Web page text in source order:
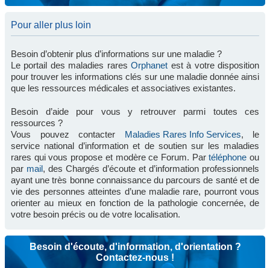
Pour aller plus loin
Besoin d’obtenir plus d’informations sur une maladie ?
Le portail des maladies raresOrphanet est à votre disposition
pour trouver les informations clés sur une maladie donnée ainsi
que les ressources médicales et associatives existantes.
Besoin d’aide pour vous y retrouver parmi toutes ces
ressources ?
Vous pouvez contacter Maladies Rares Info Services, le
service national d’information et de soutien sur les maladies
rares qui vous propose et modère ce Forum. Partéléphone ou
par mail, des Chargés d’écoute et d’information professionnels
ayant une très bonne connaissance du parcours de santé et de
vie des personnes atteintes d’une maladie rare, pourront vous
orienter au mieux en fonction de la pathologie concernée, de
votre besoin précis ou de votre localisation.
Besoin d'écoute, d'information, d'orientation ?
Contactez-nous !